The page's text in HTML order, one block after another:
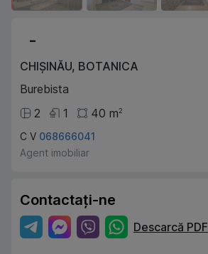
-
CHIȘINĂU, BOTANICA
Burebista
2
1 40 m2
C V 068666041
Agent imobiliar
Contactați-ne
Descarcă PDF